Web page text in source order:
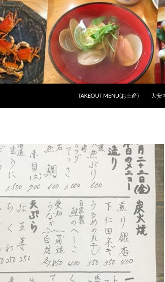
TAKEOUT MENU(お土産)
大安